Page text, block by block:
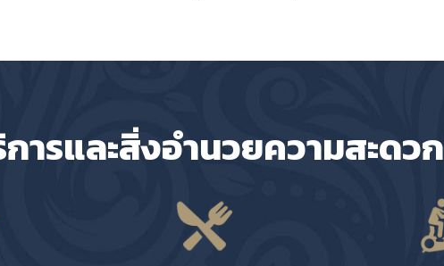
ารและสิ่งอำนวยความสะดวก